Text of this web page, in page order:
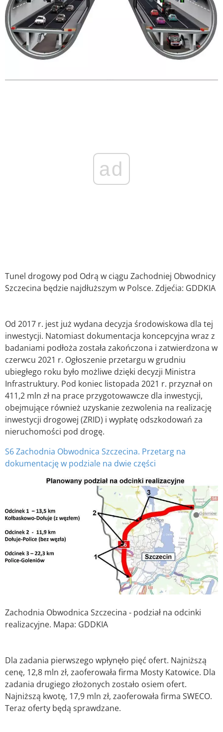
ad
Tunel drogowy pod Odrą w ciągu Zachodniej Obwodnicy
Szczecina będzie najdłuższym w Polsce. Zdjećia: GDDKIA
Od 2017 r. jest już wydana decyzja środowiskowa dla tej
inwestycji. Natomiast dokumentacja koncepcyjna wraz z
badaniami podłoża została zakończona i zatwierdzona w
czerwcu 2021 r. Ogłoszenie przetargu w grudniu
ubiegłego roku było możliwe dzięki decyzji Ministra
Infrastruktury. Pod koniec listopada 2021 r. przyznał on
411,2 mln zł na prace przygotowawcze dla inwestycji,
obejmujące również uzyskanie zezwolenia na realizację
inwestycji drogowej (ZRID) i wypłatę odszkodowań za
nieruchomości pod drogę.
S6 Zachodnia Obwodnica Szczecina. Przetarg na
dokumentację w podziale na dwie części
Zachodnia Obwodnica Szczecina - podział na odcinki
realizacyjne. Mapa: GDDKIA
Dla zadania pierwszego wpłynęło pięć ofert. Najniższą
cenę, 12,8 mln zł, zaoferowała firma Mosty Katowice. Dla
zadania drugiego złożonych zostało osiem ofert.
Najniższą kwotę, 17,9 mln zł, zaoferowała firma SWECO.
Teraz oferty będą sprawdzane.